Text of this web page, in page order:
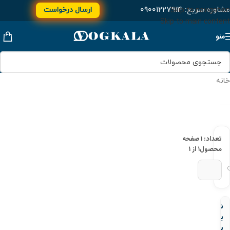
Skip to navigation
Skip to main content
مشاوره سریع:۰۹۰۰۱۲۲۷۹۱۴ ارسال درخواست
منو
خانه
تعداد: ۱
محصول
صفحه
۱ از ۱
شیر
یکطرفه